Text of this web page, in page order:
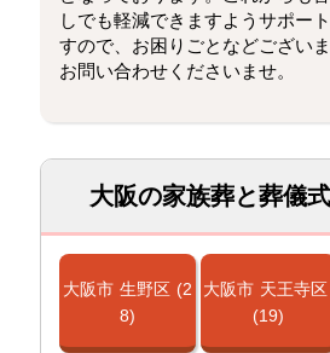
しでも軽減できますようサポー
すので、お困りごとなどござい
お問い合わせくださいませ。
大阪の家族葬と葬儀
大阪市 生野区 (2
8)
大阪市 天王寺区
(19)